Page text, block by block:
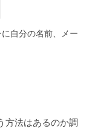
自分の名前、メー
方法はあるのか調